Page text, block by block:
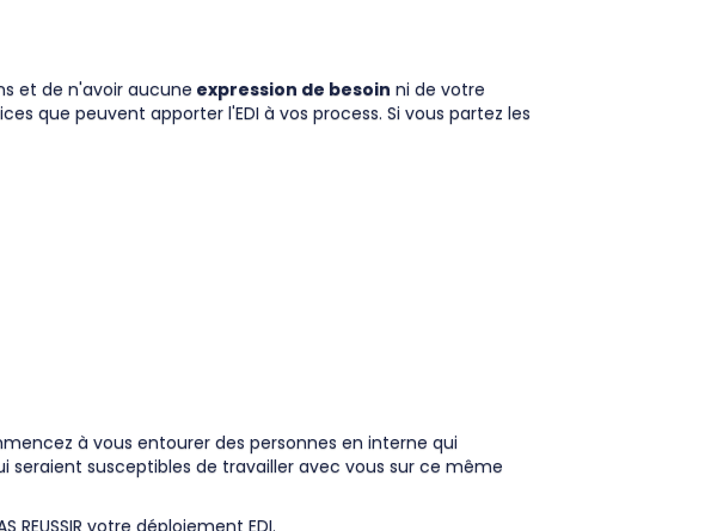
et de n'avoir aucune expression de besoin ni de votre
que peuvent apporter l'EDI à vos process. Si vous partez les
à vous entourer des personnes en interne qui
seraient susceptibles de travailler avec vous sur ce même
votre déploiement EDI.